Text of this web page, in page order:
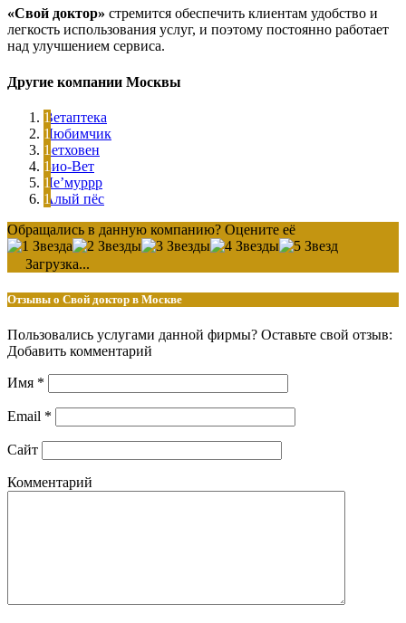
«Свой доктор» стремится обеспечить клиентам удобство и
легкость использования услуг, и поэтому постоянно работает
над улучшением сервиса.
Другие компании Москвы
Ветаптека
Любимчик
Бетховен
Био-Вет
Ле’муррр
Алый пёс
Обращались в данную компанию? Оцените её
Загрузка...
Отзывы о Свой доктор в Москве
Пользовались услугами данной фирмы? Оставьте свой отзыв:
Добавить комментарий
Имя *
Email *
Сайт
Комментарий